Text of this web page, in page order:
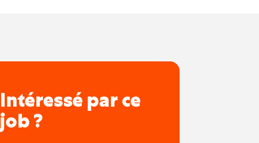
Intéressé par ce
job ?